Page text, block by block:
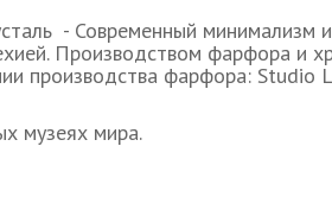
- Современный минимализм
Производством фарфора и
производства фарфора: Studio
музеях мира.